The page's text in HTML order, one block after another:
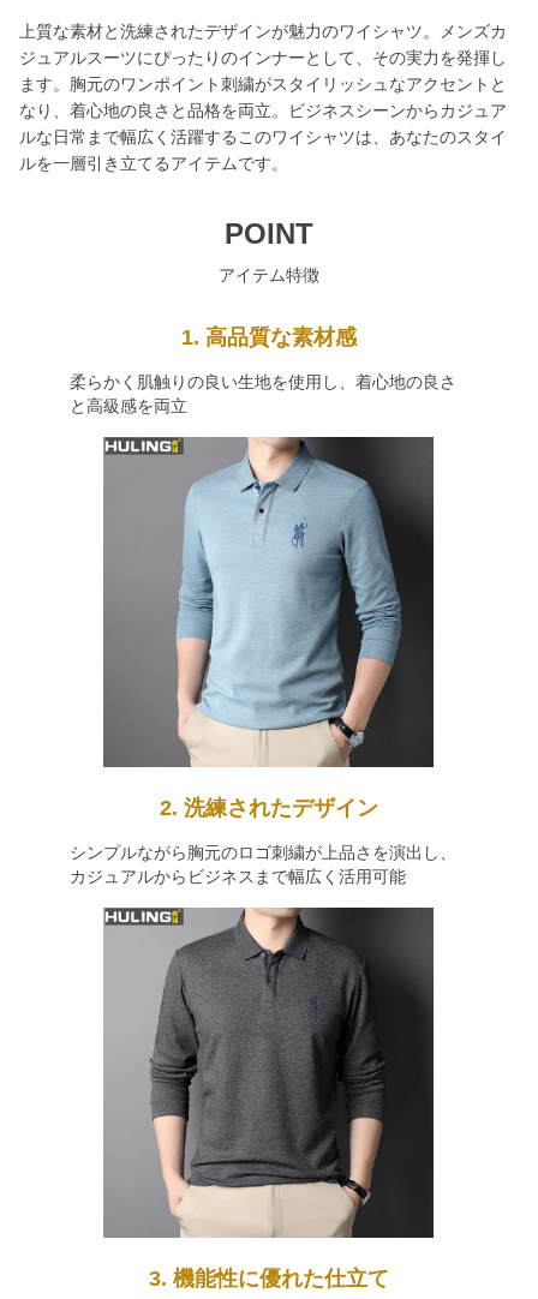
上質な素材と洗練されたデザインが魅力のワイシャツ。メンズカ
ジュアルスーツにぴったりのインナーとして、その実力を発揮し
ます。胸元のワンポイント刺繍がスタイリッシュなアクセントと
なり、着心地の良さと品格を両立。ビジネスシーンからカジュア
ルな日常まで幅広く活躍するこのワイシャツは、あなたのスタイ
ルを一層引き立てるアイテムです。
POINT
アイテム特徴
1. 高品質な素材感
柔らかく肌触りの良い生地を使用し、着心地の良さ
と高級感を両立
2. 洗練されたデザイン
シンプルながら胸元のロゴ刺繍が上品さを演出し、
カジュアルからビジネスまで幅広く活用可能
3. 機能性に優れた仕立て